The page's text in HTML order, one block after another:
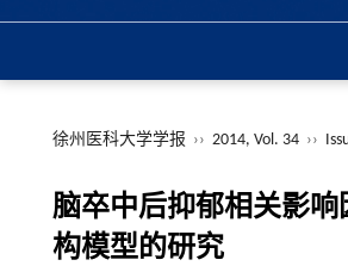
徐州医科大学学报 ›› 2014, Vol. 34 ››
脑卒中后抑郁相关影响
构模型的研究